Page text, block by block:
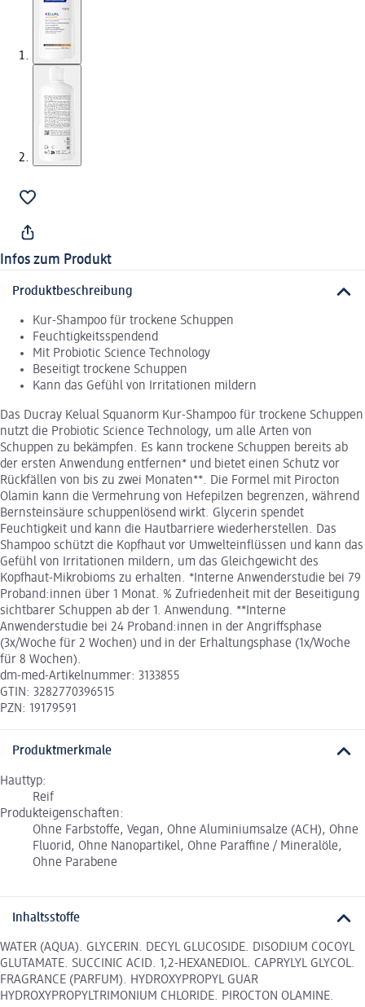
Infos zum Produkt
Produktbeschreibung
Kur-Shampoo für trockene Schuppen
Feuchtigkeitsspendend
Mit Probiotic Science Technology
Beseitigt trockene Schuppen
Kann das Gefühl von Irritationen mildern
Das Ducray Kelual Squanorm Kur-Shampoo für trockene Schuppen
nutzt die Probiotic Science Technology, um alle Arten von
Schuppen zu bekämpfen. Es kann trockene Schuppen bereits ab
der ersten Anwendung entfernen* und bietet einen Schutz vor
Rückfällen von bis zu zwei Monaten**. Die Formel mit Pirocton
Olamin kann die Vermehrung von Hefepilzen begrenzen, während
Bernsteinsäure schuppenlösend wirkt. Glycerin spendet
Feuchtigkeit und kann die Hautbarriere wiederherstellen. Das
Shampoo schützt die Kopfhaut vor Umwelteinflüssen und kann das
Gefühl von Irritationen mildern, um das Gleichgewicht des
Kopfhaut-Mikrobioms zu erhalten. *Interne Anwenderstudie bei 79
Proband:innen über 1 Monat. % Zufriedenheit mit der Beseitigung
sichtbarer Schuppen ab der 1. Anwendung. **Interne
Anwenderstudie bei 24 Proband:innen in der Angriffsphase
(3x/Woche für 2 Wochen) und in der Erhaltungsphase (1x/Woche
für 8 Wochen).
dm-med-Artikelnummer: 3133855
GTIN: 3282770396515
PZN: 19179591
Produktmerkmale
Hauttyp:
Reif
Produkteigenschaften:
Ohne Farbstoffe, Vegan, Ohne Aluminiumsalze (ACH), Ohne
Fluorid, Ohne Nanopartikel, Ohne Paraffine / Mineralöle,
Ohne Parabene
Inhaltsstoffe
WATER (AQUA). GLYCERIN. DECYL GLUCOSIDE. DISODIUM COCOYL
GLUTAMATE. SUCCINIC ACID. 1,2-HEXANEDIOL. CAPRYLYL GLYCOL.
FRAGRANCE (PARFUM). HYDROXYPROPYL GUAR
HYDROXYPROPYLTRIMONIUM CHLORIDE. PIROCTON OLAMINE.